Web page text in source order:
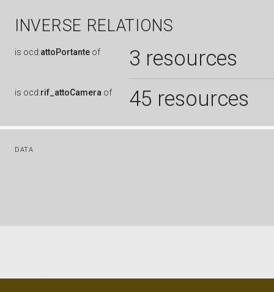
INVERSE RELATIONS
is ocd:attoPortante of 3 resources
is ocd:rif_attoCamera of 45 resources
DATA